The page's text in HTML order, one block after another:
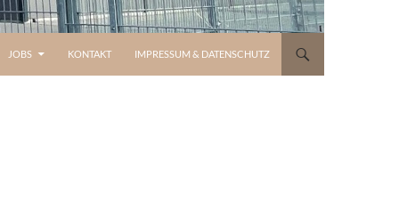
JOBS KONTAKT IMPRESSUM & DATENSCHUTZ